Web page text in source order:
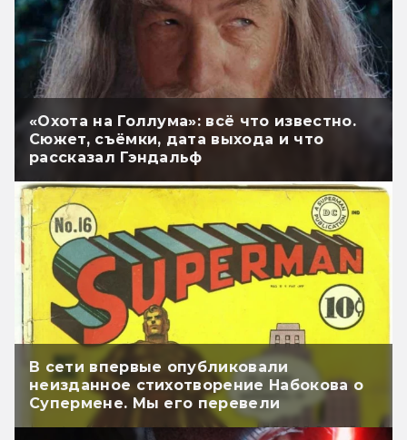
«Охота на Голлума»: всё что известно.
Сюжет, съёмки, дата выхода и что
рассказал Гэндальф
В сети впервые опубликовали
неизданное стихотворение Набокова о
Супермене. Мы его перевели